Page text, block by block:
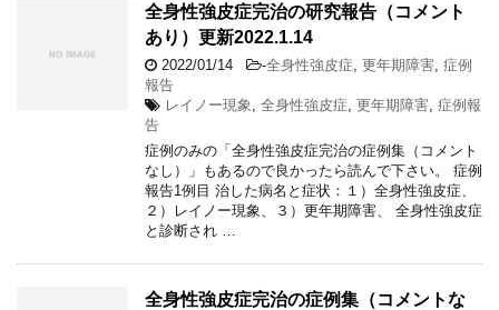
全身性強皮症完治の研究報告（コメント
あり）更新2022.1.14
2022/01/14 -全身性強皮症 更年期障害 症例
報告
レイノー現象
全身性強皮症 更年期障害 症例報
告
症例のみの「全身性強皮症完治の症例集（コメント
なし）」もあるので良かったら読んで下さい。 症例
報告1例目 治した病名と症状：１）全身性強皮症、
２）レイノー現象、３）更年期障害、 全身性強皮症
と診断され …
全身性強皮症完治の症例集（コメントな